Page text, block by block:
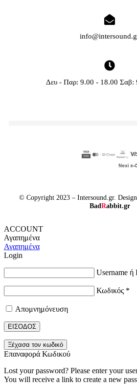
Δευ - Παρ: 9.00 - 18.00 Σαβ:
© Copyright 2023 – Intersound.gr.
BadRabbit.gr
ACCOUNT
Αγαπημένα
Αγαπημένα
Login
Username ή
Κωδικός *
Απομνημόνευση
ΕΙΣΟΔΟΣ
Ξέχασα τον κωδικό
Επαναφορά Κωδικού
Lost your password? Please enter your
You will receive a link to create a new